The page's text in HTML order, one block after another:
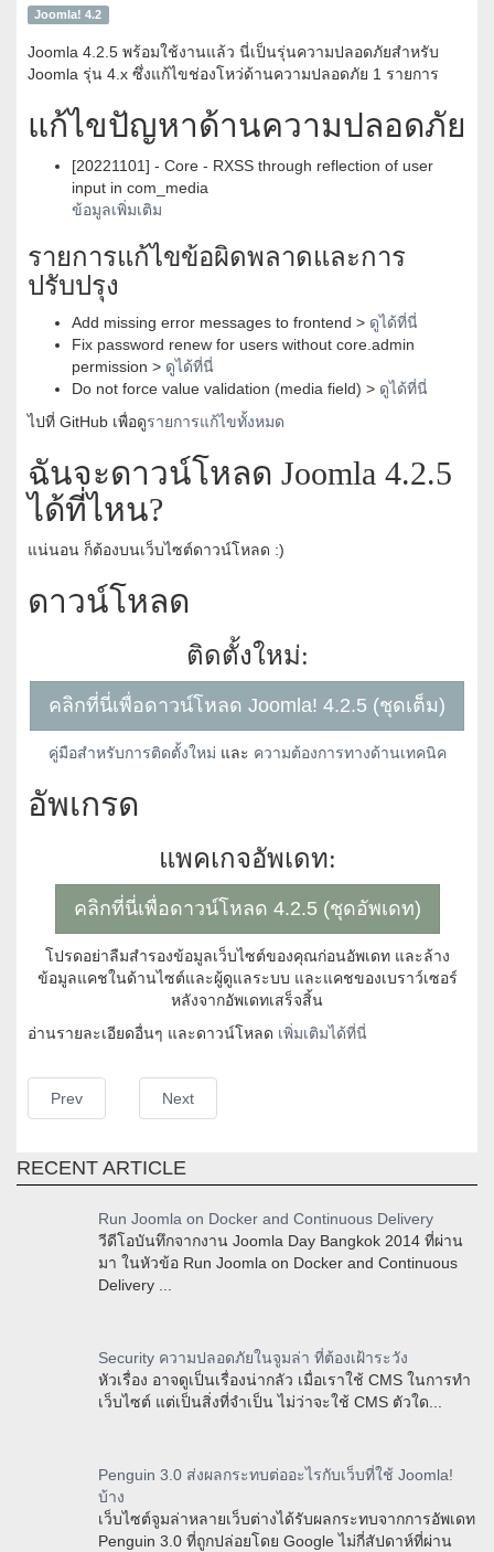
Joomla! 4.2
Joomla 4.2.5 พร้อมใช้งานแล้ว นี่เป็นรุ่นความปลอดภัยสำหรับ
Joomla รุ่น 4.x ซึ่งแก้ไขช่องโหว่ด้านความปลอดภัย 1 รายการ
แก้ไขปัญหาด้านความปลอดภัย
[20221101] - Core - RXSS through reflection of user
input in com_media
ข้อมูลเพิ่มเติม
รายการแก้ไขข้อผิดพลาดและการ
ปรับปรุง
Add missing error messages to frontend > ดูได้ที่นี่
Fix password renew for users without core.admin
permission > ดูได้ที่นี่
Do not force value validation (media field) > ดูได้ที่นี่
ไปที่ GitHub เพื่อดูรายการแก้ไขทั้งหมด
ฉันจะดาวน์โหลด Joomla 4.2.5
ได้ที่ไหน?
แน่นอน ก็ต้องบนเว็บไซต์ดาวน์โหลด :)
ดาวน์โหลด
ติดตั้งใหม่:
คลิกที่นี่เพื่อดาวน์โหลด Joomla! 4.2.5 (ชุดเต็ม)
คู่มือสำหรับการติดตั้งใหม่ และ ความต้องการทางด้านเทคนิค
อัพเกรด
แพคเกจอัพเดท:
คลิกที่นี่เพื่อดาวน์โหลด 4.2.5 (ชุดอัพเดท)
โปรดอย่าลืมสำรองข้อมูลเว็บไซต์ของคุณก่อนอัพเดท และล้าง
ข้อมูลแคชในด้านไซต์และผู้ดูแลระบบ และแคชของเบราว์เซอร์
หลังจากอัพเดทเสร็จสิ้น
อ่านรายละเอียดอื่นๆ และดาวน์โหลด เพิ่มเติมได้ที่นี่
Prev Next
RECENT ARTICLE
Run Joomla on Docker and Continuous Delivery
วีดีโอบันทึกจากงาน Joomla Day Bangkok 2014 ที่ผ่าน
มา ในหัวข้อ Run Joomla on Docker and Continuous
Delivery ...
Security ความปลอดภัยในจูมล่า ที่ต้องเฝ้าระวัง
หัวเรื่อง อาจดูเป็นเรื่องน่ากลัว เมื่อเราใช้ CMS ในการทำ
เว็บไซต์ แต่เป็นสิ่งที่จำเป็น ไม่ว่าจะใช้ CMS ตัวใด...
Penguin 3.0 ส่งผลกระทบต่ออะไรกับเว็บที่ใช้ Joomla!
บ้าง
เว็บไซต์จูมล่าหลายเว็บต่างได้รับผลกระทบจากการอัพเดท
Penguin 3.0 ที่ถูกปล่อยโดย Google ไม่กี่สัปดาห์ที่ผ่าน